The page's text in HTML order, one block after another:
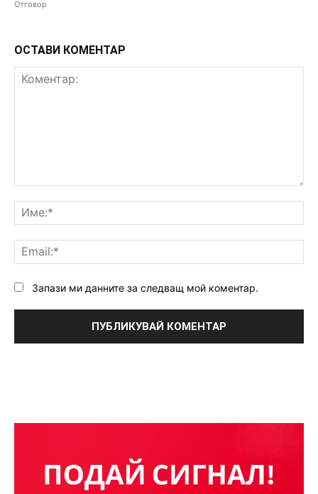
Отговор
ОСТАВИ КОМЕНТАР
Запази ми данните за следващ мой коментар.